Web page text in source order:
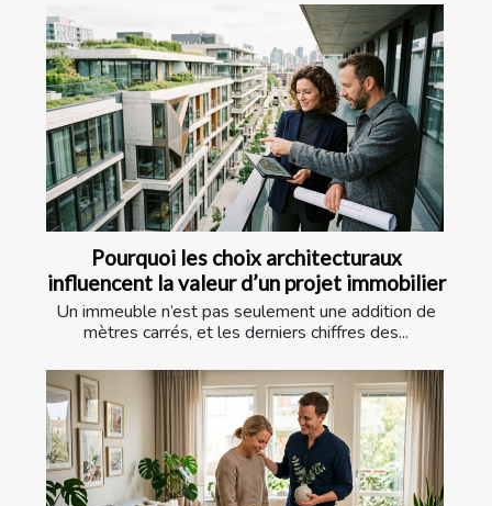
Pourquoi les choix architecturaux
influencent la valeur d’un projet immobilier
Un immeuble n’est pas seulement une addition de
mètres carrés, et les derniers chiffres des...